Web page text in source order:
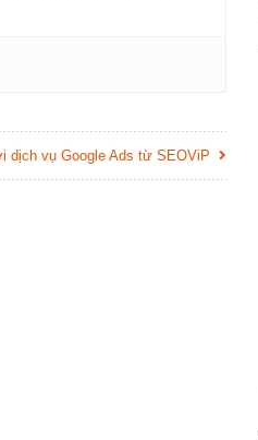
dịch vụ Google Ads từ SEOViP